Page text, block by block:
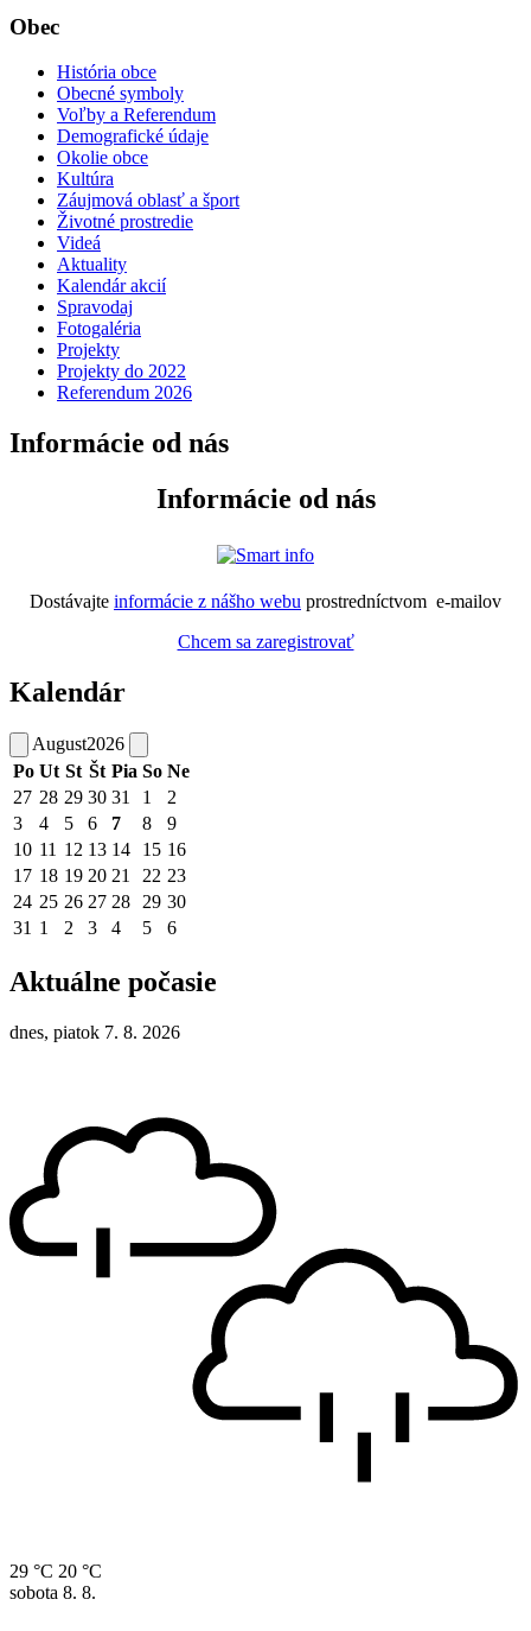
Obec
História obce
Obecné symboly
Voľby a Referendum
Demografické údaje
Okolie obce
Kultúra
Záujmová oblasť a šport
Životné prostredie
Videá
Aktuality
Kalendár akcií
Spravodaj
Fotogaléria
Projekty
Projekty do 2022
Referendum 2026
Informácie od nás
Informácie od nás
Dostávajte informácie z nášho webu prostredníctvom e-mailov
Chcem sa zaregistrovať
Kalendár
August2026
Po Ut St Št Pia So Ne
27 28 29 30 31 1
2
3
4 5 6 7 8
9
10 11 12 13 14 15 16
17 18 19 20 21 22 23
24 25 26 27 28 29 30
31 1 2 3 4 5 6
Aktuálne počasie
dnes, piatok 7. 8. 2026
29 °C 20 °C
sobota 8. 8.